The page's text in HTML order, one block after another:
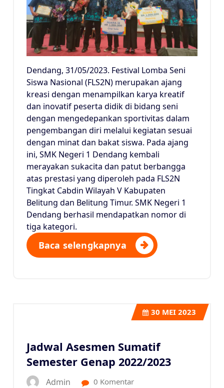
Dendang, 31/05/2023. Festival Lomba Seni
Siswa Nasional (FLS2N) merupakan ajang
kreasi dengan menampilkan karya kreatif
dan inovatif peserta didik di bidang seni
dengan mengedepankan sportivitas dalam
pengembangan diri melalui kegiatan sesuai
dengan minat dan bakat siswa. Pada ajang
ini, SMK Negeri 1 Dendang kembali
merayakan sukacita dan patut berbangga
atas prestasi yang diperoleh pada FLS2N
Tingkat Cabdin Wilayah V Kabupaten
Belitung dan Belitung Timur. SMK Negeri 1
Dendang berhasil mendapatkan nomor di
tiga kategori.
Baca selengkapnya
Jadwal Asesmen Sumatif
Semester Genap 2022/2023
30 MEI 2023
Admin 0 Komentar